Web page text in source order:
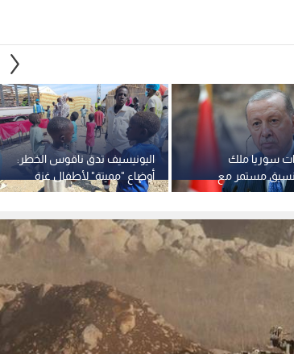
اليونيسيف تدق ناقوس الخطر:
أوضاع "مميتة" لأطفال غزة
ومجاعة رسمية تضرب مدن
سوريا ملك
مستمر مع
الإعمار